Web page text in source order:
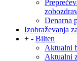
Denarna
Izobraževanja
+ - Bilten
Aktualni
Aktualni